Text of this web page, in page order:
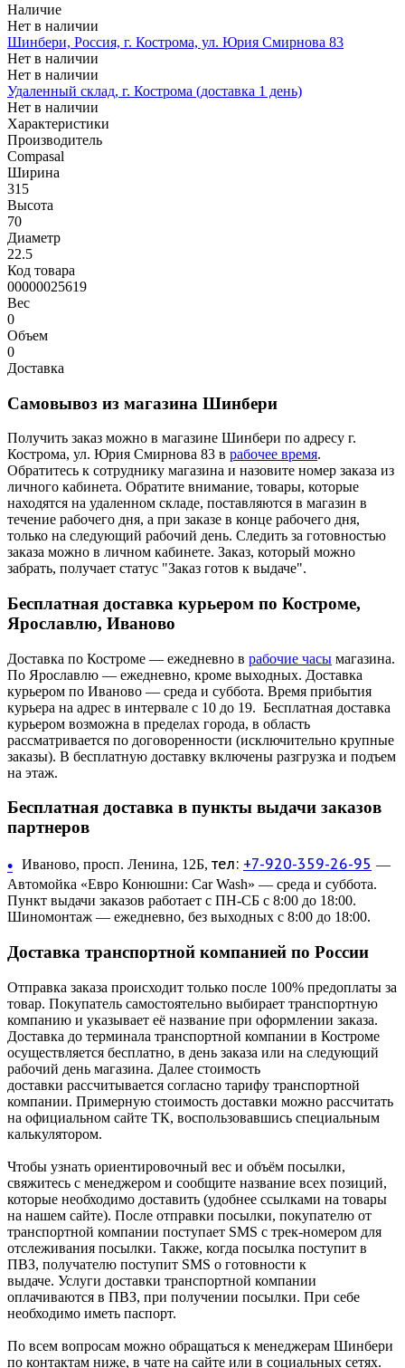
Наличие
Нет в наличии
Шинбери, Россия, г. Кострома, ул. Юрия Смирнова 83
Нет в наличии
Нет в наличии
Удаленный склад, г. Кострома (доставка 1 день)
Нет в наличии
Характеристики
Производитель
Compasal
Ширина
315
Высота
70
Диаметр
22.5
Код товара
00000025619
Вес
0
Объем
0
Доставка
Самовывоз из магазина Шинбери
Получить заказ можно в магазине Шинбери по адресу г.
Кострома, ул. Юрия Смирнова 83 в рабочее время.
Обратитесь к сотруднику магазина и назовите номер заказа из
личного кабинета. Обратите внимание, товары, которые
находятся на удаленном складе, поставляются в магазин в
течение рабочего дня, а при заказе в конце рабочего дня,
только на следующий рабочий день. Следить за готовностью
заказа можно в личном кабинете. Заказ, который можно
забрать, получает статус "Заказ готов к выдаче".
Бесплатная доставка курьером по Костроме,
Ярославлю, Иваново
Доставка по Костроме — ежедневно в рабочие часы магазина.
По Ярославлю — ежедневно, кроме выходных. Доставка
курьером по Иваново — среда и суббота. Время прибытия
курьера на адрес в интервале с 10 до 19. Бесплатная доставка
курьером возможна в пределах города, в область
рассматривается по договоренности (исключительно крупные
заказы). В бесплатную доставку включены разгрузка и подъем
на этаж.
Бесплатная доставка в пункты выдачи заказов
партнеров
• Иваново, просп. Ленина, 12Б, тел: +7-920-359-26-95 —
Автомойка «Евро Конюшни: Car Wash» — среда и суббота.
Пункт выдачи заказов работает с ПН-СБ с 8:00 до 18:00.
Шиномонтаж — ежедневно, без выходных с 8:00 до 18:00.
Доставка транспортной компанией по России
Отправка заказа происходит только после 100% предоплаты за
товар. Покупатель самостоятельно выбирает транспортную
компанию и указывает её название при оформлении заказа.
Доставка до терминала транспортной компании в Костроме
осуществляется бесплатно, в день заказа или на следующий
рабочий день магазина. Далее стоимость
доставки рассчитывается согласно тарифу транспортной
компании. Примерную стоимость доставки можно рассчитать
на официальном сайте ТК, воспользовавшись специальным
калькулятором.
Чтобы узнать ориентировочный вес и объём посылки,
свяжитесь с менеджером и сообщите название всех позиций,
которые необходимо доставить (удобнее ссылками на товары
на нашем сайте). После отправки посылки, покупателю от
транспортной компании поступает SMS с трек-номером для
отслеживания посылки. Также, когда посылка поступит в
ПВЗ, получателю поступит SMS о готовности к
выдаче. Услуги доставки транспортной компании
оплачиваются в ПВЗ, при получении посылки. При себе
необходимо иметь паспорт.
По всем вопросам можно обращаться к менеджерам Шинбери
по контактам ниже, в чате на сайте или в социальных сетях.